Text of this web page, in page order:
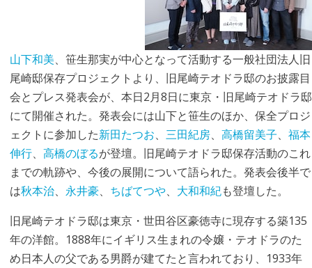
山下和美、笹生那実が中心となって活動する一般社団法人旧
尾崎邸保存プロジェクトより、旧尾崎テオドラ邸のお披露目
会とプレス発表会が、本日2月8日に東京・旧尾崎テオドラ邸
にて開催された。発表会には山下と笹生のほか、保全プロジ
ェクトに参加した新田たつお、 三田紀房、 高橋留美子、 福本
伸行、 高橋のぼるが登壇。旧尾崎テオドラ邸保存活動のこれ
までの軌跡や、今後の展開について語られた。発表会後半で
は秋本治、 永井豪、 ちばてつや、 大和和紀も登壇した。
旧尾崎テオドラ邸は東京・世田谷区豪徳寺に現存する築135
年の洋館。1888年にイギリス生まれの令嬢・テオドラのた
め日本人の父である男爵が建てたと言われており、1933年